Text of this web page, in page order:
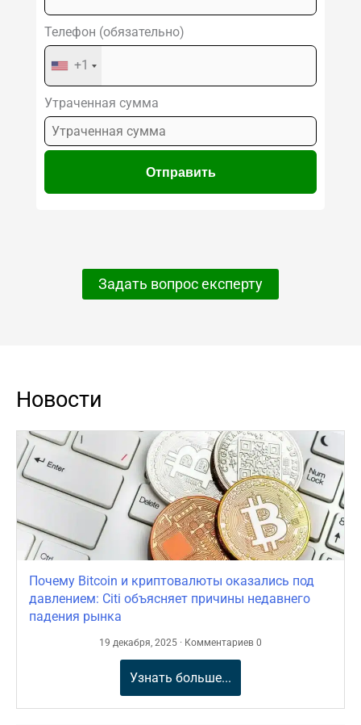
Телефон (обязательно)
+1
Утраченная сумма
Задать вопрос експерту
Новости
Почему Bitcoin и криптовалюты оказались под
давлением: Citi объясняет причины недавнего
падения рынка
19 декабря, 2025 · Комментариев 0
Узнать больше...